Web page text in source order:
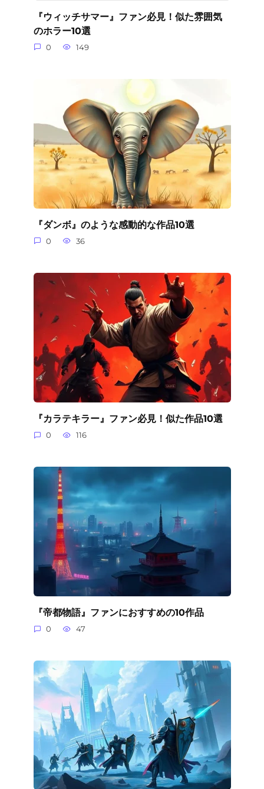
『ウィッチサマー』ファン必見！似た雰囲気
のホラー10選
0 149
『ダンボ』のような感動的な作品10選
0 36
『カラテキラー』ファン必見！似た作品10選
0 116
『帝都物語』ファンにおすすめの10作品
0 47